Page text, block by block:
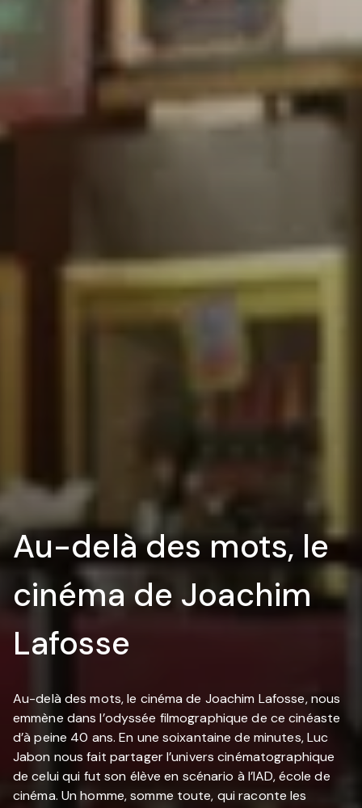
Au-delà des mots, le
cinéma de Joachim
Lafosse
Au-delà des mots, le cinéma de Joachim Lafosse, nous
emmène dans l’odyssée filmographique de ce cinéaste
d’à peine 40 ans. En une soixantaine de minutes, Luc
Jabon nous fait partager l’univers cinématographique
de celui qui fut son élève en scénario à l’IAD, école de
cinéma. Un homme, somme toute, qui raconte les